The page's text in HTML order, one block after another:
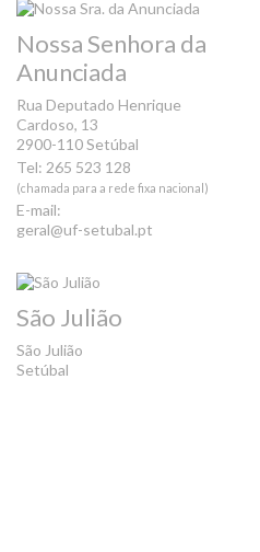
Nossa Senhora da
Anunciada
Rua Deputado Henrique
Cardoso, 13
2900-110 Setúbal
Tel: 265 523 128
(chamada para a rede fixa nacional)
E-mail:
geral@uf-setubal.pt
São Julião
São Julião
Setúbal